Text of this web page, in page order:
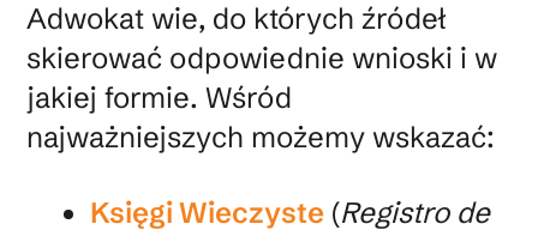
Adwokat wie, do których źródeł
skierować odpowiednie wnioski i w
jakiej formie. Wśród
najważniejszych możemy wskazać:
Księgi Wieczyste(Registro de